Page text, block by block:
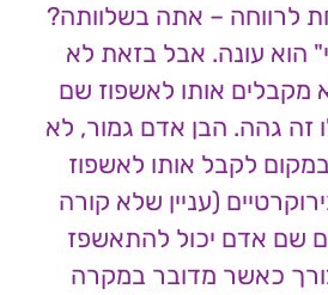
לרווחה – אתה בשלוותה?
הוא עונה. אבל בזאת לא
מקבלים אותו לאשפוז שם
זה גהה. הבן אדם גמור, לא
לקבל אותו לאשפוז
(עניין שלא קורה
שם אדם יכול להתאשפז
כאשר מדובר במקרה